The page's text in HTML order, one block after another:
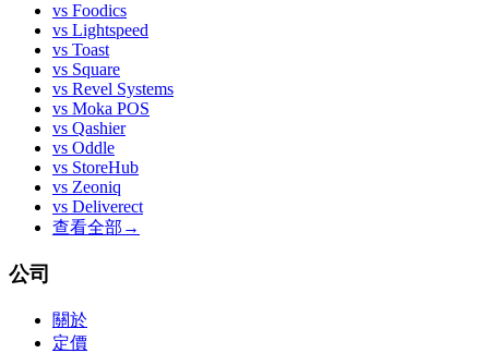
vs Foodics
vs Lightspeed
vs Toast
vs Square
vs Revel Systems
vs Moka POS
vs Qashier
vs Oddle
vs StoreHub
vs Zeoniq
vs Deliverect
查看全部 →
公司
關於
定價